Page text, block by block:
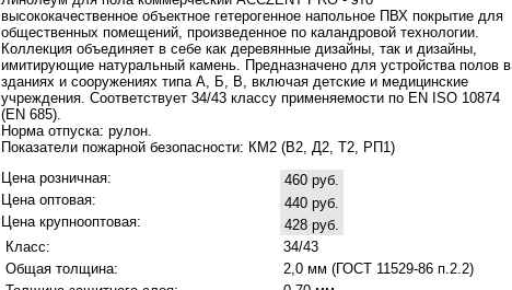
высококачественное объектное гетерогенное напольное ПВХ покрытие для
общественных помещений, произведенное по каландровой технологии.
Коллекция объединяет в себе как деревянные дизайны, так и дизайны,
имитирующие натуральный камень. Предназначено для устройства полов в
зданиях и сооружениях типа А, Б, В, включая детские и медицинские
учреждения. Соответствует 34/43 классу применяемости по EN ISO 10874
(EN 685).
Норма отпуска: рулон.
Показатели пожарной безопасности: КМ2 (В2, Д2, Т2, РП1)
Цена розничная:
460 руб.
Цена оптовая:
440 руб.
Цена крупнооптовая:
428 руб.
Класс:
34/43
Общая толщина:
2,0 мм (ГОСТ 11529-86 п.2.2)